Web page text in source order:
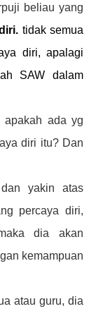
beliau yang
tidak semua
diri, apalagi
SAW dalam
apakah ada yg
diri itu? Dan
yakin atas
percaya diri,
dia akan
kemampuan
atau guru, dia